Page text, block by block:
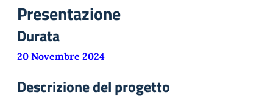
Presentazione
Durata
20 Novembre 2024
Descrizione del progetto